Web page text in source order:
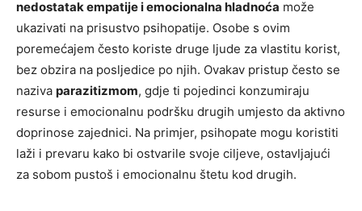
nedostatak empatije i emocionalna hladnoća može
ukazivati na prisustvo psihopatije. Osobe s ovim
poremećajem često koriste druge ljude za vlastitu korist,
bez obzira na posljedice po njih. Ovakav pristup često se
naziva parazitizmom, gdje ti pojedinci konzumiraju
resurse i emocionalnu podršku drugih umjesto da aktivno
doprinose zajednici. Na primjer, psihopate mogu koristiti
laži i prevaru kako bi ostvarile svoje ciljeve, ostavljajući
za sobom pustoš i emocionalnu štetu kod drugih.